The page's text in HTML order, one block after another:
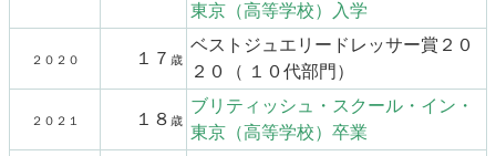
東京（高等学校）入学
２０２０ １７ 歳
ベストジュエリードレッサー賞２０
２０（ １０代部門）
２０２１ １８ 歳
ブリティッシュ・スクール・イン・
東京（高等学校）卒業